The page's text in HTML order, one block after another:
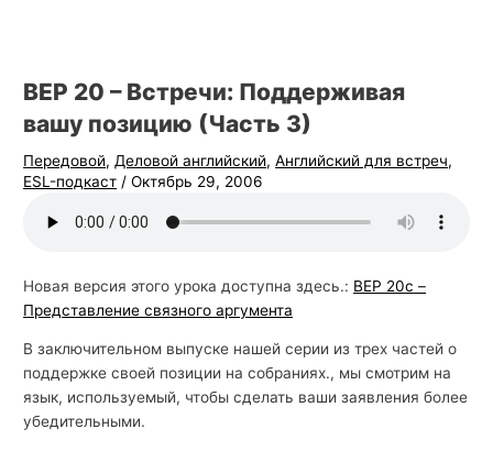
BEP 20 – Встречи: Поддерживая
вашу позицию (Часть 3)
Передовой, Деловой английский,Английский для встреч,
ESL-подкаст /Октябрь 29, 2006
Новая версия этого урока доступна здесь.: BEP 20c –
Представление связного аргумента
В заключительном выпуске нашей серии из трех частей о
поддержке своей позиции на собраниях., мы смотрим на
язык, используемый, чтобы сделать ваши заявления более
убедительными.
н
г
л
и
к
о
г
о